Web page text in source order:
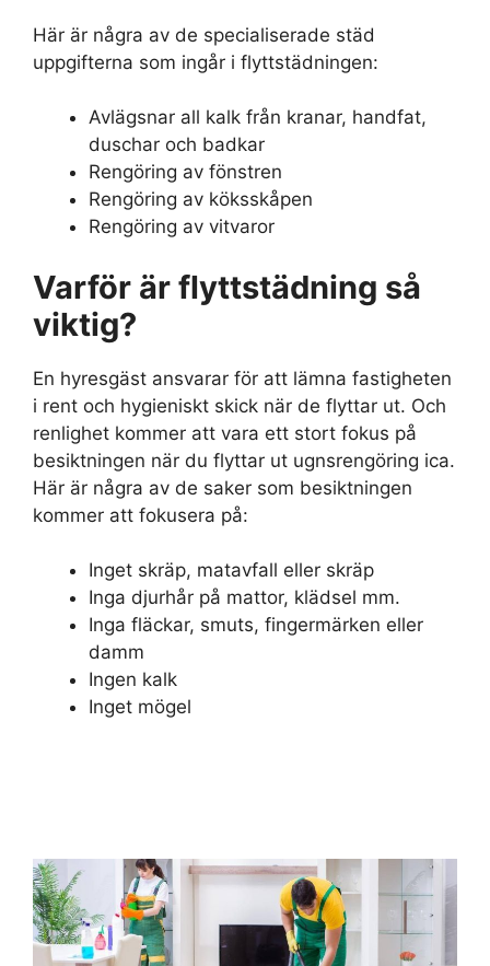
Här är några av de specialiserade städ
uppgifterna som ingår i flyttstädningen:
Avlägsnar all kalk från kranar, handfat,
duschar och badkar
Rengöring av fönstren
Rengöring av köksskåpen
Rengöring av vitvaror
Varför är flyttstädning så
viktig?
En hyresgäst ansvarar för att lämna fastigheten
i rent och hygieniskt skick när de flyttar ut. Och
renlighet kommer att vara ett stort fokus på
besiktningen när du flyttar ut ugnsrengöring ica.
Här är några av de saker som besiktningen
kommer att fokusera på:
Inget skräp, matavfall eller skräp
Inga djurhår på mattor, klädsel mm.
Inga fläckar, smuts, fingermärken eller
damm
Ingen kalk
Inget mögel